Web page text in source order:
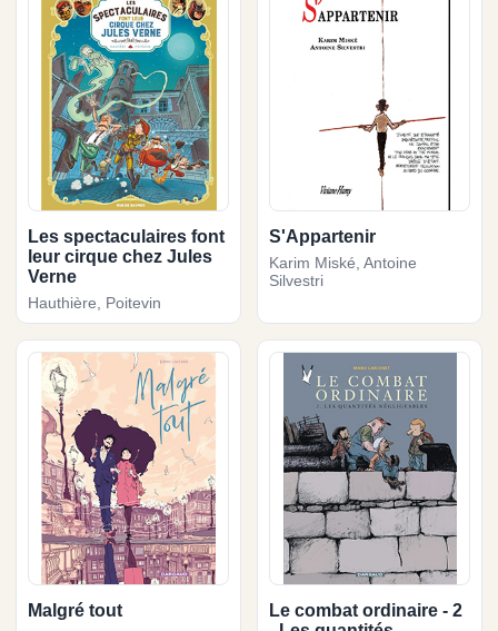
Les spectaculaires font
leur cirque chez Jules
Verne
Hauthière, Poitevin
S'Appartenir
Karim Miské, Antoine
Silvestri
Malgré tout
Le combat ordinaire - 2